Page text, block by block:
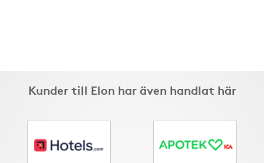
Kunder till Elon har även handlat här